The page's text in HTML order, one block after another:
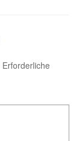
Erforderliche